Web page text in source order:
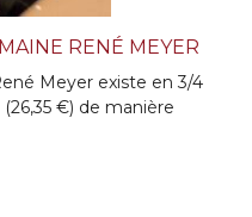
RENÉ MEYER
Meyer existe en 3/4
€) de manière